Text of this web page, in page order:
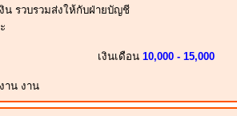
น รวบรวมส่งให้กับฝ่ายบัญชี
เงินเดือน 10,000 - 15,000
าน งาน